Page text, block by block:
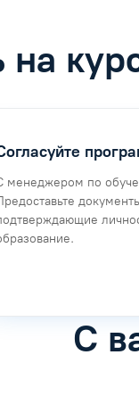
на
менеджером по
С